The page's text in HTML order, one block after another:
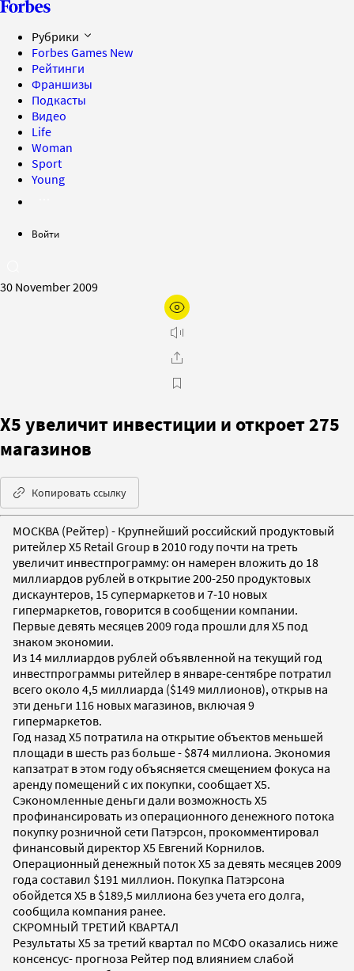
Рубрики
Forbes Games New
Рейтинги
Франшизы
Подкасты
Видео
Life
Woman
Sport
Young
Войти
30 November 2009
X5 увеличит инвестиции и откроет 275
магазинов
Копировать ссылку
МОСКВА (Рейтер) - Крупнейший российский продуктовый
ритейлер X5 Retail Group в 2010 году почти на треть
увеличит инвестпрограмму: он намерен вложить до 18
миллиардов рублей в открытие 200-250 продуктовых
дискаунтеров, 15 супермаркетов и 7-10 новых
гипермаркетов, говорится в сообщении компании.
Первые девять месяцев 2009 года прошли для Х5 под
знаком экономии.
Из 14 миллиардов рублей объявленной на текущий год
инвестпрограммы ритейлер в январе-сентябре потратил
всего около 4,5 миллиарда ($149 миллионов), открыв на
эти деньги 116 новых магазинов, включая 9
гипермаркетов.
Год назад X5 потратила на открытие объектов меньшей
площади в шесть раз больше - $874 миллиона. Экономия
капзатрат в этом году объясняется смещением фокуса на
аренду помещений с их покупки, сообщает Х5.
Сэкономленные деньги дали возможность Х5
профинансировать из операционного денежного потока
покупку розничной сети Патэрсон, прокомментировал
финансовый директор Х5 Евгений Корнилов.
Операционный денежный поток X5 за девять месяцев 2009
года составил $191 миллион. Покупка Патэрсона
обойдется Х5 в $189,5 миллиона без учета его долга,
сообщила компания ранее.
СКРОМНЫЙ ТРЕТИЙ КВАРТАЛ
Результаты Х5 за третий квартал по МСФО оказались ниже
консенсус- прогноза Рейтер под влиянием слабой